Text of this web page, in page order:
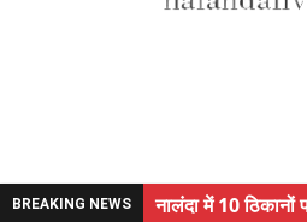
BREAKING NEWS
नालंदा में 10 ठिकानों